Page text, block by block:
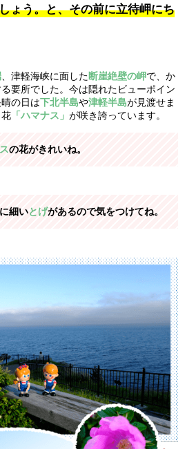
ょう。と、その前に立待岬にち
、津軽海峡に面した断崖絶壁の岬で、か
要所でした。今は隠れたビューポイン
の日は下北半島や津軽半島が見渡せま
「ハマナス」が咲き誇っています。
の花がきれいね。
細いとげがあるので気をつけてね。